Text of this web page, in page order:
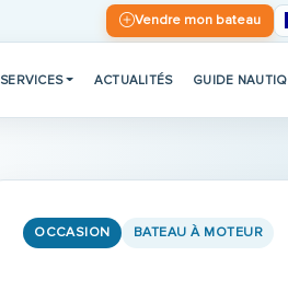
Vendre mon bateau
SERVICES ACTUALITÉS GUIDE
OCCASION BATEAU À MOTEUR